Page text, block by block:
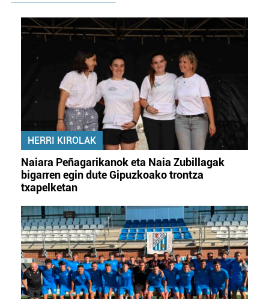
HERRI KIROLAK
Naiara Peñagarikanok eta Naia Zubillagak
bigarren egin dute Gipuzkoako trontza
txapelketan